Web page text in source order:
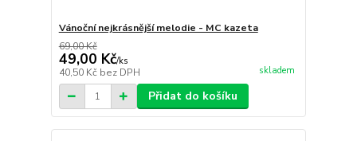
Vánoční nejkrásnější melodie - MC kazeta
69,00 Kč
49,00 Kč/ks
40,50 Kč bez DPH skladem
Přidat do košíku